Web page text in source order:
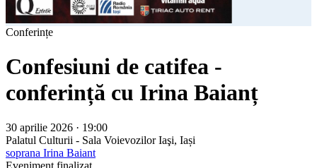
Conferințe
Confesiuni de catifea -
conferință cu Irina Baianț
30 aprilie 2026 · 19:00
Palatul Culturii - Sala Voievozilor Iaşi, Iași
soprana Irina Baiant
Eveniment finalizat